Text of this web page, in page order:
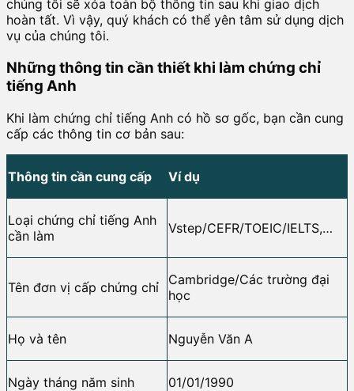
chúng tôi sẽ xóa toàn bộ thông tin sau khi giao dịch
hoàn tất. Vì vậy, quý khách có thể yên tâm sử dụng dịch
vụ của chúng tôi.
Những thông tin cần thiết khi làm chứng chỉ
tiếng Anh
Khi làm chứng chỉ tiếng Anh có hồ sơ gốc, bạn cần cung
cấp các thông tin cơ bản sau:
Thông tin cần cung cấp Ví dụ
Loại chứng chỉ tiếng Anh
cần làm
Vstep/CEFR/TOEIC/IELTS,…
Tên đơn vị cấp chứng chỉ
Cambridge/Các trường đại
học
Họ và tên Nguyễn Văn A
Ngày tháng năm sinh 01/01/1990